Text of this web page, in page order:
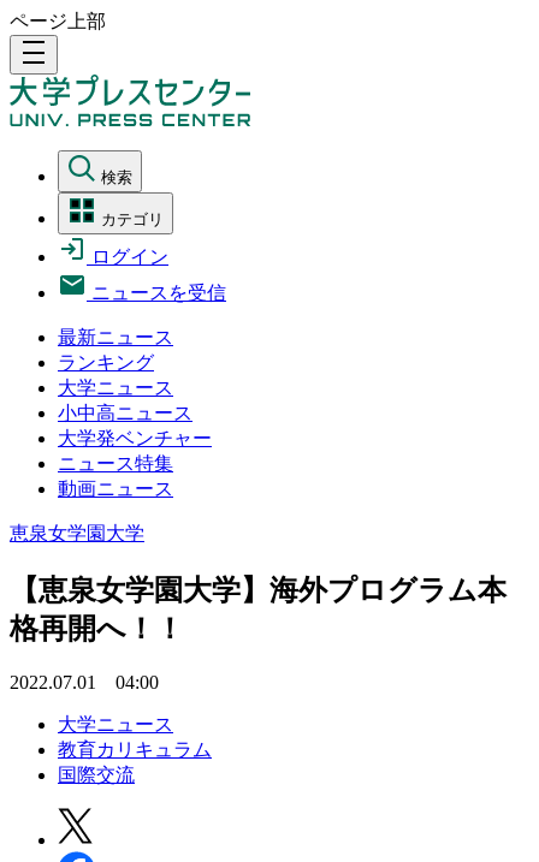
ページ上部
density_medium
検索
カテゴリ
ログイン
ニュースを受信
最新ニュース
ランキング
大学ニュース
小中高ニュース
大学発ベンチャー
ニュース特集
動画ニュース
恵泉女学園大学
【恵泉女学園大学】海外プログラム本
格再開へ！！
2022.07.01 04:00
大学ニュース
教育カリキュラム
国際交流